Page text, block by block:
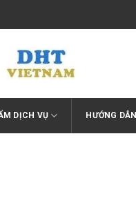
DỊCH VỤ HƯỚNG DẪN